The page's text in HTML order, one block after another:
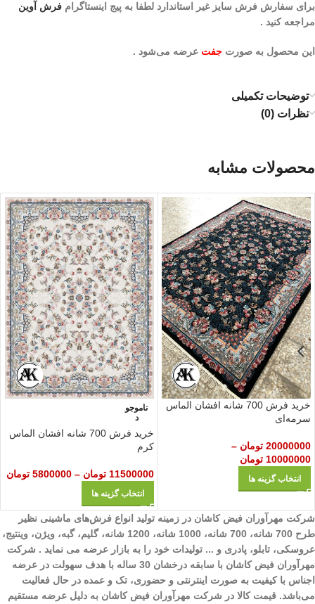
برای سفارش فرش سایز غیر استاندارد لطفا به پیج اینستاگرام فرش آوین
مراجعه کنید .
این محصول به صورت جفت عرضه می‌شود .
توضیحات تکمیلی
نظرات (0)
محصولات مشابه
خرید فرش 700 شانه افشان الماس
سرمه‌ای
20000000 تومان –
10000000 تومان
انتخاب گزینه ها
ناموجو
د
خرید فرش 700 شانه افشان الماس
کرم
11500000 تومان –
5800000 تومان
انتخاب گزینه ها
شرکت مهرآوران فیض کاشان در زمینه تولید انواع فرش‌های ماشینی نظیر
طرح 700 شانه، 700 شانه، 1000 شانه، 1200 شانه، گلیم، گبه، ویژن، وینتیج،
عروسکی، تابلو، پادری و ... تولیدات خود را به بازار عرضه می نماید . شرکت
مهرآوران فیض کاشان با سابقه درخشان 30 ساله با هدف سهولت در عرضه
اجناس با کیفیت به صورت اینترنتی و حضوری، تک و عمده در حال فعالیت
می‌باشد. قیمت کالا در شرکت مهرآوران فیض کاشان به دلیل عرضه مستقیم